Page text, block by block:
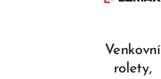
Venkovní
rolety,